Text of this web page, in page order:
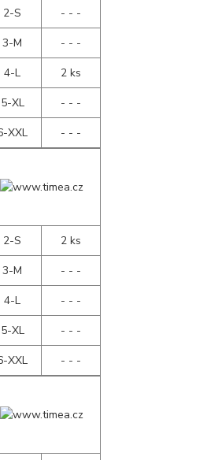
2-S
- - -
3-M
- - -
4-L
2 ks
5-XL
- - -
XXL
- - -
2-S
2 ks
3-M
- - -
4-L
- - -
5-XL
- - -
XXL
- - -